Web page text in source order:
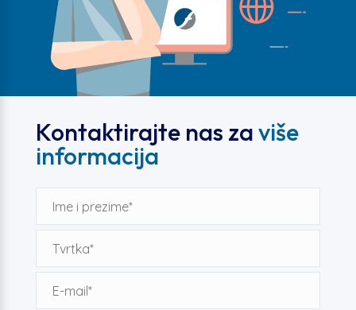
Kontaktirajte nas zaviše
informacija